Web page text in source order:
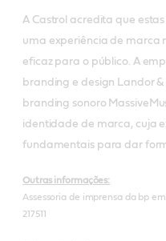
A Castrol acredita que
uma experiência de marca
eficaz para o público. A
branding e design Landor
branding sonoro
identidade de marca, cuja
fundamentais para dar
Outras informações:
Assessoria de imprensa da bp
217511